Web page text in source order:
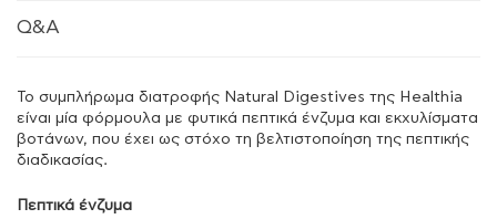
Q&A
Το συμπλήρωμα διατροφής Natural Digestives της Healthia
είναι μία φόρμουλα με φυτικά πεπτικά ένζυμα και εκχυλίσματα
βοτάνων, που έχει ως στόχο τη βελτιστοποίηση της πεπτικής
διαδικασίας.
Πεπτικά ένζυμα